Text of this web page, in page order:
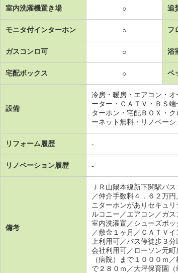
室内洗濯機置き場 ○ 追
モニタ付インターホン ○ フ
ガスコンロ可 ○ 浴
宅配ボックス ○ ペ
設備
冷房・暖房・エアコン・
ーター・ＣＡＴＶ・ＢＳ
ターホン・宅配ＢＯＸ・
ーネット無料・リノベー
リフォーム履歴 -
リノベーション履歴 -
備考
ＪＲ山陽本線新下関駅バ
／仲介手数料４．６２万
ニターホンがありセキュ
ルコニー／エアコン／ガ
室内洗濯置／シューズボ
／敷金１ヶ月／ＣＡＴＶ
上利用可／バス停徒歩３
会社利用可／ローソン元
（病院）まで１０００ｍ
で２８０ｍ／大坪保育園